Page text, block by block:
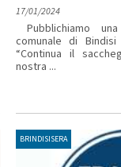
17/01/2024
Pubblichiamo
comunale di
“Continua il
nostra ...
BRINDISISERA